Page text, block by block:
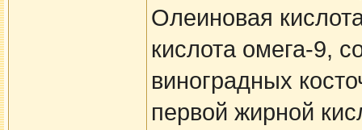
Олеиновая
кислота омега-9,
виноградных
первой жирной